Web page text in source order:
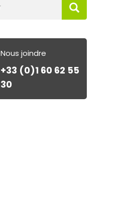
Nous joindre
+33 (0)1 60 62 55
30